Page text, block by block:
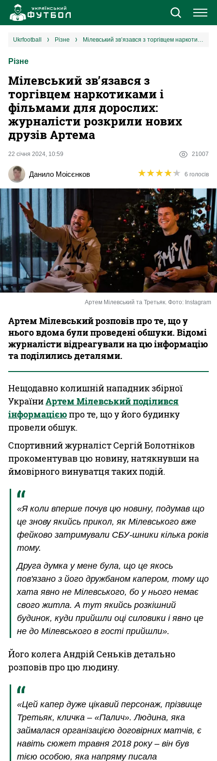
Новини
Єврокубки
УПЛ
Різне
Букмекери
Казино
ukrfootball різне Мілевський зв’язався з торгівцем наркотиками і фільмами для дорослих: журналісти розкрили нових друзів Артема
Різне
Мілевський зв’язався з
торгівцем наркотиками і
фільмами для дорослих:
журналісти розкрили нових
друзів Артема
22 січня 2024, 10:59 21007
Данило Моісєнков ★★★★★
★★★★★ 6 голосів
Артем Мілевський та Третьяк. Фото: Instagram
Артем Мілевський розповів про те, що у
нього вдома були проведені обшуки. Відомі
журналісти відреагували на цю інформацію
та поділились деталями.
Нещодавно колишній нападник збірної
УкраїниАртем Мілевський поділився
інформацієюпро те, що у його будинку
провели обшук.
Спортивний журналіст Сергій Болотніков
прокоментував цю новину, натякнувши на
ймовірного винуватця таких подій.
«Я коли вперше почув цю новину, подумав що
це знову якийсь прикол, як Мілевського вже
фейково затримували СБУ-шники кілька років
тому.
Друга думка у мене була, що це якось
пов'язано з його дружбаном капером, тому що
хата явно не Мілевського, бо у нього немає
свого житла. А тут якийсь розкішний
будинок, куди прийшли оці силовики і явно це
не до Мілевського в гості прийшли».
Його колега Андрій Сеньків детально
розповів про цю людину.
«Цей капер дуже цікавий персонаж, прізвище
Третьяк, кличка – «Палич». Людина, яка
займалася організацією договірних матчів, є
навіть сюжет травня 2018 року – він був
тією особою, яка напряму писала